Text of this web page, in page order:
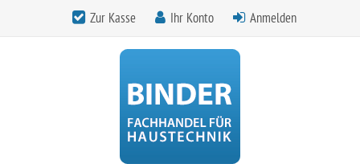
Zur Kasse Ihr Konto Anmelden